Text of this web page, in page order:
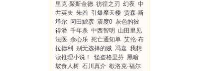
里克·聚斯金德 彷徨之刃 幻夜 中
井英夫 朱酋 引爆摩天楼 贾森·斯
塔尔 冈田鯱彦 震度0 灰色的彼
得潘 千年杀 中西智明
山田里见
法医 余心乐 死亡通知单 艾伦·布
拉德利
别无选择的贼 冯嘉 我想
读推理小说！
怪盗格里芬 黑暗
坡食人树 石川真介 歇洛克·福尔